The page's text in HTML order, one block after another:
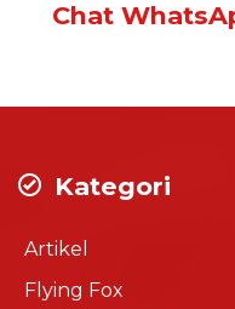
Chat
Kategori
Artikel
Flying Fox